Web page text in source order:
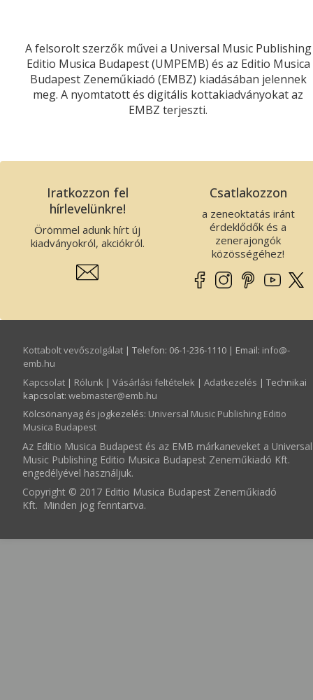
A felsorolt szerzők művei a Universal Music Publishing
Editio Musica Budapest (UMPEMB) és az Editio Musica
Budapest Zeneműkiadó (EMBZ) kiadásában jelennek
meg. A nyomtatott és digitális kottakiadványokat az
EMBZ terjeszti.
Iratkozzon fel
hírlevelünkre!
Örömmel adunk hírt új
kiadványokról, akciókról.
Csatlakozzon
a zeneoktatás iránt
érdeklődők és a
zenerajongók
közösségéhez!
Kottabolt vevőszolgálat | Telefon: 06-1-236-1110 | Email: info­@­
emb.hu
Kapcsolat | Rólunk | Vásárlási feltételek | Adatkezelés | Technikai
kapcsolat: webmaster­@­emb.hu
Kölcsönanyag és jogkezelés: Universal Music Publishing Editio
Musica Budapest
Az Editio Musica Budapest és az EMB márkaneveket a Universal
Music Publishing Editio Musica Budapest Zeneműkiadó Kft.
engedélyével használjuk.
Copyright © 2017 Editio Musica Budapest Zeneműkiadó
Kft. Minden jog fenntartva.